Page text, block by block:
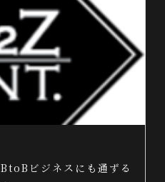
ビジネスにも通ずる